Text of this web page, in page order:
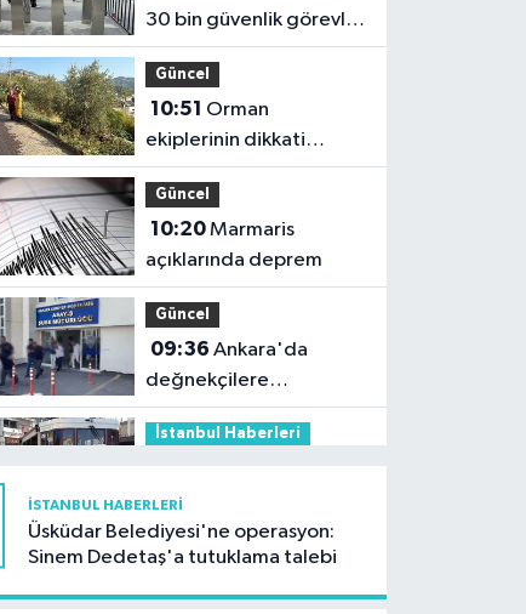
30 bin güvenlik görevlisi
alınacak
Güncel
10:51
ekiplerinin dikkati
faciayı önledi: Şüpheli
gözaltında
Güncel
10:20Marmaris
açıklarında deprem
Güncel
09:36
değnekçilere
operasyon: 10 gözaltı
İstanbul Haberleri
İstanbul'da sıcaklıklar
32 dereceyi görecek
Bahçelievler Haberleri
İSTANBUL HABERLERI
Üsküdar Belediyesi'ne operasyon:
Sinem Dedetaş'a tutuklama talebi